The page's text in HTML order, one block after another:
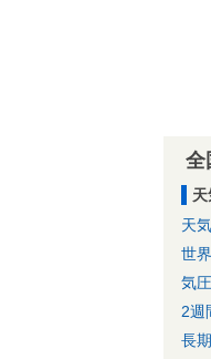
全
天
世
気
2週
長